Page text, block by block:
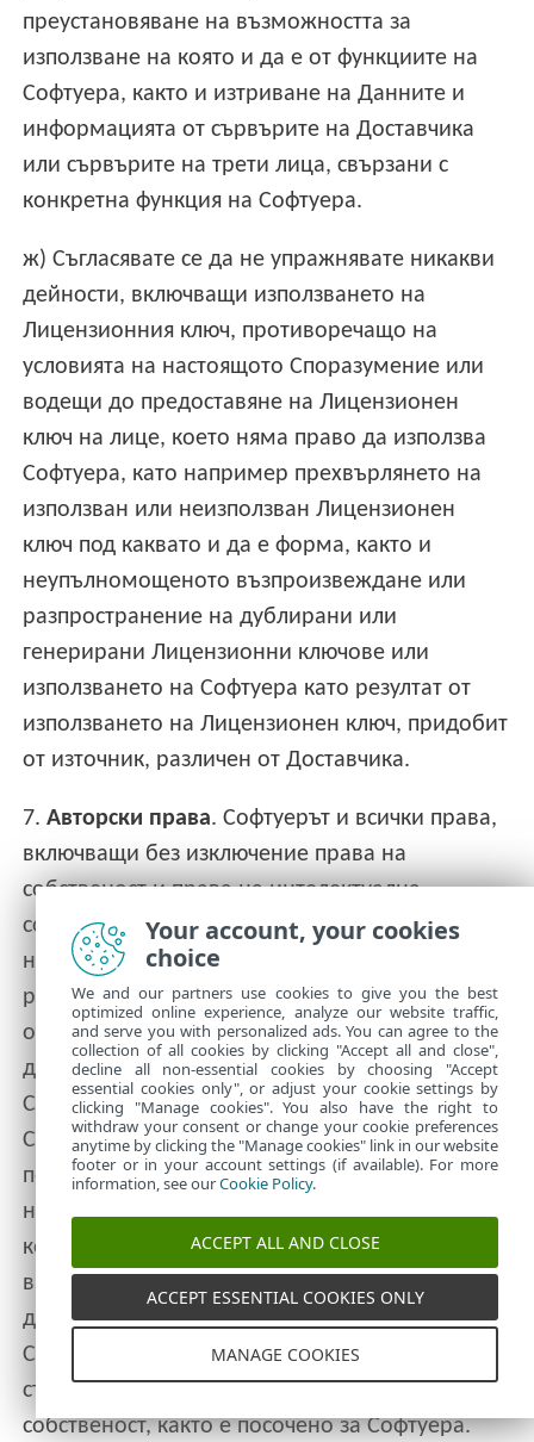
преустановяване на възможността за
използване на която и да е от функциите на
Софтуера, както и изтриване на Данните и
информацията от сървърите на Доставчика
или сървърите на трети лица, свързани с
конкретна функция на Софтуера.
ж) Съгласявате се да не упражнявате никакви
дейности, включващи използването на
Лицензионния ключ, противоречащо на
условията на настоящото Споразумение или
водещи до предоставяне на Лицензионен
ключ на лице, което няма право да използва
Софтуера, като например прехвърлянето на
използван или неизползван Лицензионен
ключ под каквато и да е форма, както и
неупълномощеното възпроизвеждане или
разпространение на дублирани или
генерирани Лицензионни ключове или
използването на Софтуера като резултат от
използването на Лицензионен ключ, придобит
от източник, различен от Доставчика.
7.Авторски права. Софтуерът и всички права,
включващи без изключение права на
собственост и права на интелектуална
собственост, принадлежат на ESET и/или
нейните лицензодатели. Те са защитени от
разпоредбите на международни спогодби и
от всички приложими национални закони на
държавата, в която се използва Софтуерът.
Структурата, организацията и кодът на
Софтуера са оценими търговски тайни и
поверителна информация на ESET и/или
нейните лицензодатели. Нямате право да
копирате Софтуера, освен както е предвидено
в чл. 6 (а). ВВсички копия, които имате право
да създавате съгласно настоящото
Споразумение, трябва да съдържат същите
съобщения за авторски права и права на
собственост, както е посочено за Софтуера.
Your account, your cookies
choice
We and our partners use cookies to give you the best
optimized online experience, analyze our website traffic,
and serve you with personalized ads. You can agree to the
collection of all cookies by clicking "Accept all and close",
decline all non-essential cookies by choosing "Accept
essential cookies only", or adjust your cookie settings by
clicking "Manage cookies". You also have the right to
withdraw your consent or change your cookie preferences
anytime by clicking the "Manage cookies" link in our website
footer or in your account settings (if available). For more
information, see ourCookie Policy.
ACCEPT ALL AND CLOSE
ACCEPT ESSENTIAL COOKIES ONLY
MANAGE COOKIES